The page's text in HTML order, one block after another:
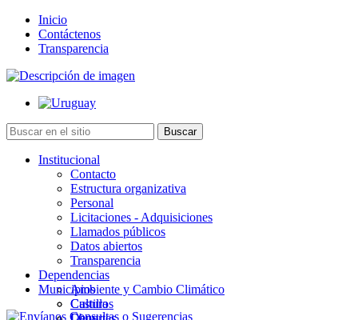
Inicio
Contáctenos
Transparencia
Institucional
Contacto
Estructura organizativa
Personal
Licitaciones - Adquisiciones
Llamados públicos
Datos abiertos
Transparencia
Dependencias
Ambiente y Cambio Climático
Cultura
Municipios
Castillos